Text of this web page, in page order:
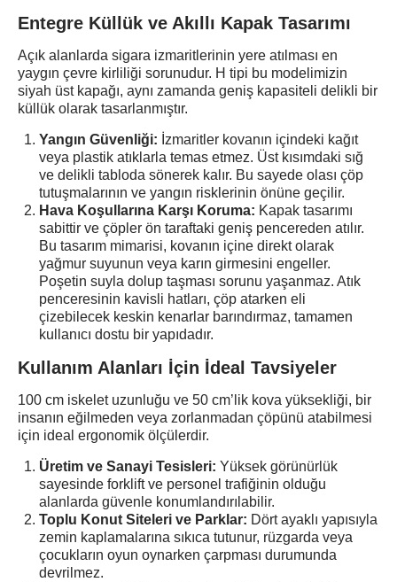
Entegre Küllük ve Akıllı Kapak Tasarımı
Açık alanlarda sigara izmaritlerinin yere atılması en
yaygın çevre kirliliği sorunudur. H tipi bu modelimizin
siyah üst kapağı, aynı zamanda geniş kapasiteli delikli bir
küllük olarak tasarlanmıştır.
Yangın Güvenliği: İzmaritler kovanın içindeki kağıt
veya plastik atıklarla temas etmez. Üst kısımdaki sığ
ve delikli tabloda sönerek kalır. Bu sayede olası çöp
tutuşmalarının ve yangın risklerinin önüne geçilir.
Hava Koşullarına Karşı Koruma: Kapak tasarımı
sabittir ve çöpler ön taraftaki geniş pencereden atılır.
Bu tasarım mimarisi, kovanın içine direkt olarak
yağmur suyunun veya karın girmesini engeller.
Poşetin suyla dolup taşması sorunu yaşanmaz. Atık
penceresinin kavisli hatları, çöp atarken eli
çizebilecek keskin kenarlar barındırmaz, tamamen
kullanıcı dostu bir yapıdadır.
Kullanım Alanları İçin İdeal Tavsiyeler
100 cm iskelet uzunluğu ve 50 cm’lik kova yüksekliği, bir
insanın eğilmeden veya zorlanmadan çöpünü atabilmesi
için ideal ergonomik ölçülerdir.
Üretim ve Sanayi Tesisleri: Yüksek görünürlük
sayesinde forklift ve personel trafiğinin olduğu
alanlarda güvenle konumlandırılabilir.
Toplu Konut Siteleri ve Parklar: Dört ayaklı yapısıyla
zemin kaplamalarına sıkıca tutunur, rüzgarda veya
çocukların oyun oynarken çarpması durumunda
devrilmez.